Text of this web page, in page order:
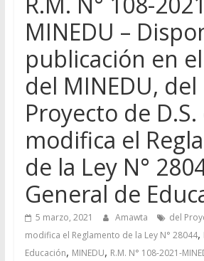
MINEDU –
publicación en
del MINEDU, del
Proyecto de
modifica el
de la Ley N°
General de
5 marzo, 2021 Amawta
del
modifica el Reglamento de la Ley N° 28044,
Educación, MINEDU, R.M. N° 108-2021-